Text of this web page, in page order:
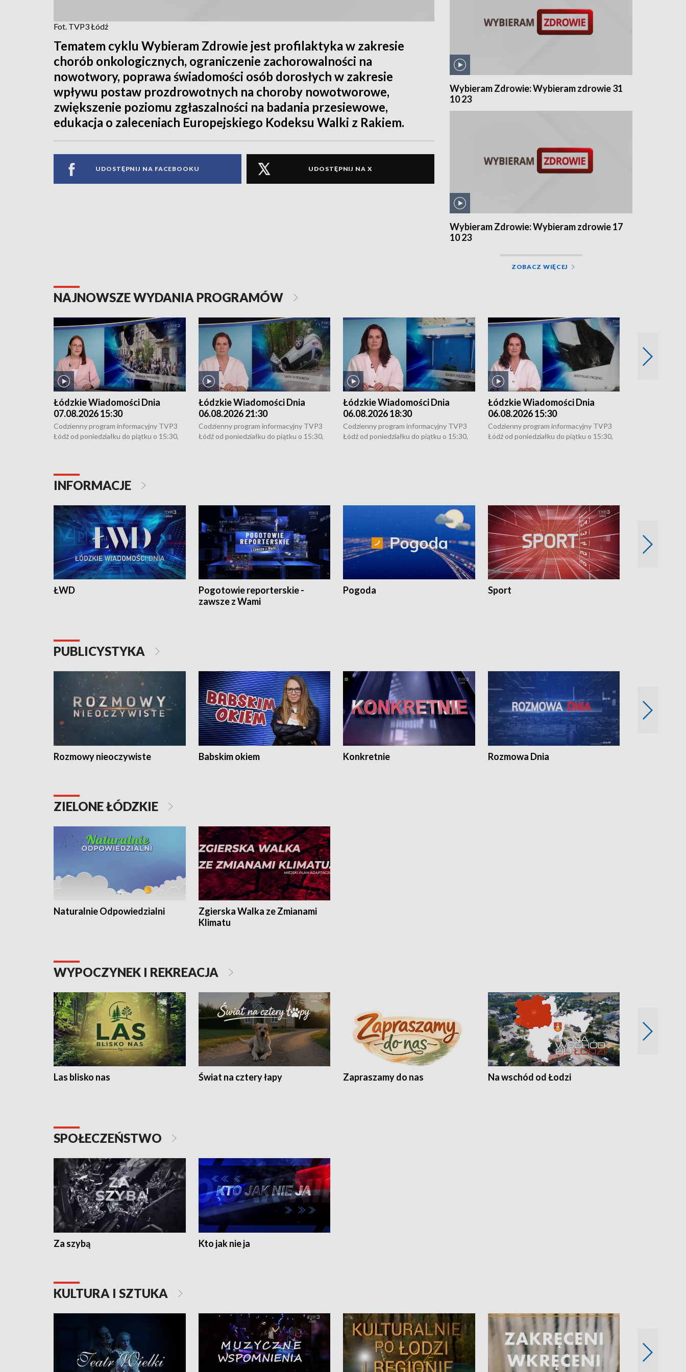
Fot. TVP3 Łódź
Tematem cyklu Wybieram Zdrowie jest profilaktyka w zakresie
chorób onkologicznych, ograniczenie zachorowalności na
nowotwory, poprawa świadomości osób dorosłych w zakresie
wpływu postaw prozdrowotnych na choroby nowotworowe,
zwiększenie poziomu zgłaszalności na badania przesiewowe,
edukacja o zaleceniach Europejskiego Kodeksu Walki z Rakiem.
UDOSTĘPNIJ NA FACEBOOKU UDOSTĘPNIJ NA X
Wybieram Zdrowie: Wybieram zdrowie 31
10 23
Wybieram Zdrowie: Wybieram zdrowie 17
10 23
ZOBACZ WIĘCEJ
NAJNOWSZE WYDANIA PROGRAMÓW
Łódzkie Wiadomości Dnia
07.08.2026 15:30
Codzienny program informacyjny TVP3
Łódź od poniedziałku do piątku o 15:30,
Łódzkie Wiadomości Dnia
06.08.2026 21:30
Codzienny program informacyjny TVP3
Łódź od poniedziałku do piątku o 15:30,
Łódzkie Wiadomości Dnia
06.08.2026 18:30
Codzienny program informacyjny TVP3
Łódź od poniedziałku do piątku o 15:30,
Łódzkie Wiadomości Dnia
06.08.2026 15:30
Codzienny program informacyjny TVP3
Łódź od poniedziałku do piątku o 15:30,
INFORMACJE
ŁWD
Pogotowie reporterskie -
zawsze z Wami
Pogoda Sport
PUBLICYSTYKA
Rozmowy nieoczywiste Babskim okiem Konkretnie Rozmowa Dnia
ZIELONE ŁÓDZKIE
Naturalnie Odpowiedzialni
Zgierska Walka ze Zmianami
Klimatu
WYPOCZYNEK I REKREACJA
Las blisko nas Świat na cztery łapy Zapraszamy do nas Na wschód od Łodzi
SPOŁECZEŃSTWO
Za szybą Kto jak nie ja
KULTURA I SZTUKA